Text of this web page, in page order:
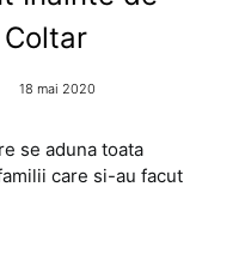
18 mai 2020
se aduna toata
care si-au facut